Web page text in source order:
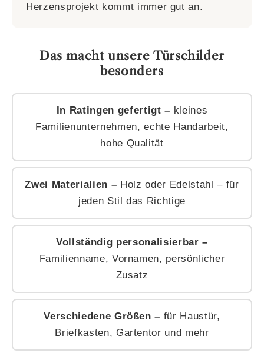
Herzensprojekt kommt immer gut an.
Das macht unsere Türschilder
besonders
In Ratingen gefertigt – kleines
Familienunternehmen, echte Handarbeit,
hohe Qualität
Zwei Materialien – Holz oder Edelstahl – für
jeden Stil das Richtige
Vollständig personalisierbar –
Familienname, Vornamen, persönlicher
Zusatz
Verschiedene Größen – für Haustür,
Briefkasten, Gartentor und mehr